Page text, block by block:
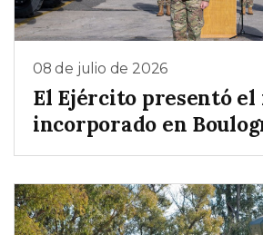
08 de julio de 2026
El Ejército presentó
incorporado en